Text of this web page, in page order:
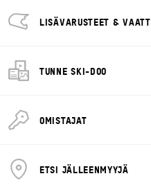
LISÄVARUSTEET &
TUNNE SKI-DOO
OMISTAJAT
ETSI JÄLLEENMYYJÄ